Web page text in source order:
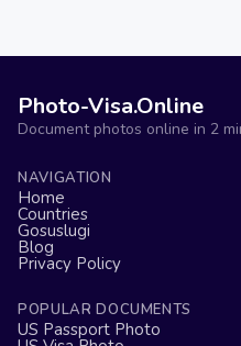
Photo-Visa.Online
Document photos online in 2
NAVIGATION
Home
Countries
Gosuslugi
Blog
Privacy Policy
POPULAR DOCUMENTS
US Passport Photo